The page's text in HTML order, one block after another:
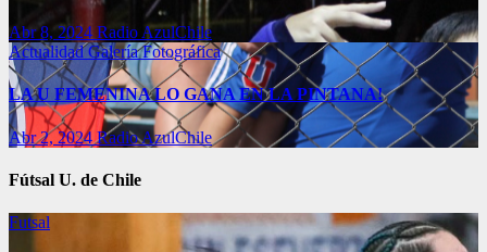
Abr 8, 2024 Radio AzulChile
ActualidadGalería Fotográfica
LA U FEMENINA LO GANA EN LA PINTANA!
Abr 2, 2024Radio AzulChile
Fútsal U. de Chile
Futsal